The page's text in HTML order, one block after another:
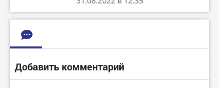
Добавить комментарий